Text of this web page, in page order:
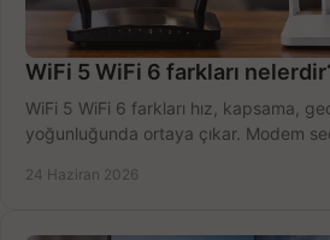
WiFi 5 WiFi 6 farkları
WiFi 5 WiFi 6 farkları hız, kapsama,
yoğunluğunda ortaya çıkar. Modem
24 Haziran 2026